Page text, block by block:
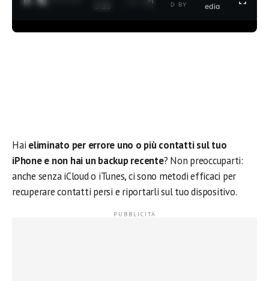
3:35
D BY
edia
Hai eliminato per errore uno o più contatti sul tuo
iPhone e non hai un backup recente? Non preoccuparti:
anche senza iCloud o iTunes, ci sono metodi efficaci per
recuperare contatti persi e riportarli sul tuo dispositivo.